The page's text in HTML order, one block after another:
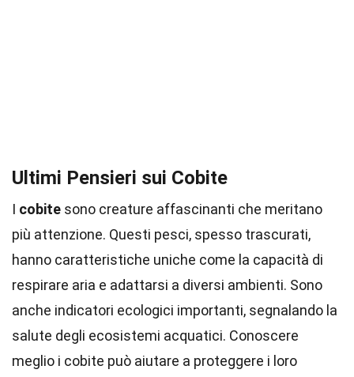
Ultimi Pensieri sui Cobite
I cobite sono creature affascinanti che meritano
più attenzione. Questi pesci, spesso trascurati,
hanno caratteristiche uniche come la capacità di
respirare aria e adattarsi a diversi ambienti. Sono
anche indicatori ecologici importanti, segnalando la
salute degli ecosistemi acquatici. Conoscere
meglio i cobite può aiutare a proteggere i loro